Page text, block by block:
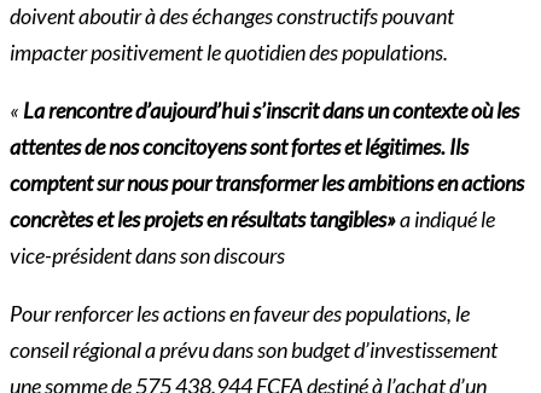
doivent aboutir à des échanges constructifs pouvant
impacter positivement le quotidien des populations.
« La rencontre d’aujourd’hui s’inscrit dans un contexte où les
attentes de nos concitoyens sont fortes et légitimes. Ils
comptent sur nous pour transformer les ambitions en actions
concrètes et les projets en résultats tangibles»a indiqué le
vice-président dans son discours
Pour renforcer les actions en faveur des populations, le
conseil régional a prévu dans son budget d’investissement
une somme de 575 438.944 FCFA destiné à l’achat d’un